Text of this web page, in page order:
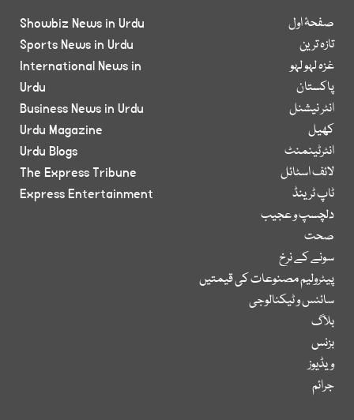
صفحۂ اول
تازہ ترین
غزہ لہو لہو
پاکستان
انٹر نیشنل
کھیل
انٹرٹینمنٹ
لائف اسٹائل
ٹاپ ٹرینڈ
دلچسپ و عجیب
صحت
سونے کے نرخ
پیٹرولیم مصنوعات کی قیمتیں
سائنس و ٹیکنالوجی
بلاگ
بزنس
ویڈیوز
جرائم
Showbiz News in Urdu
Sports News in Urdu
International News in
Urdu
Business News in Urdu
Urdu Magazine
Urdu Blogs
The Express Tribune
Express Entertainment